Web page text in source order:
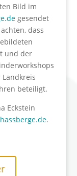
Bild im
gesendet
dass
und der
beteiligt.
Eckstein
.